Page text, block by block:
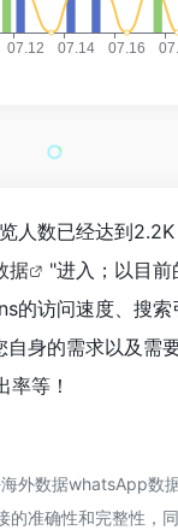
人数已经达到
据
"进入；以目
的访问速度、搜
自身的需求以及需
率等！
外数据whatsApp数
的准确性和完整性，